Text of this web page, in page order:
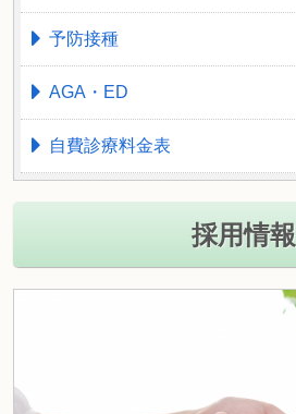
予防接種
AGA・ED
自費診療料金表
採用情報